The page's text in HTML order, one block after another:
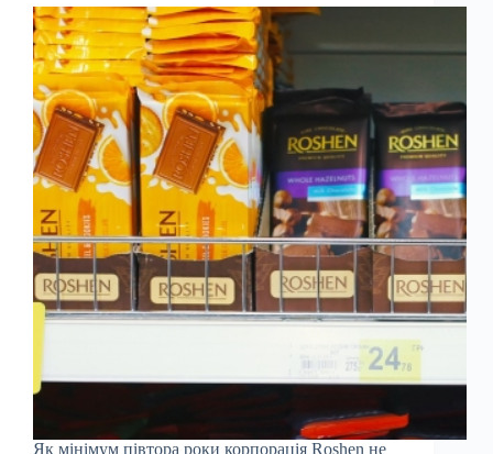
Як мінімум півтора роки корпорація Roshen не